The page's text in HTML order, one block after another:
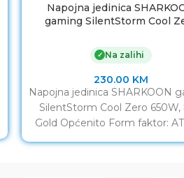
Napojna jedinica
gaming SilentStorm Cool
✓ Na zalihi
230.00 KM
Napojna jedinica SHARKOON
SilentStorm Cool Zero 650W,
Gold Općenito Form faktor: